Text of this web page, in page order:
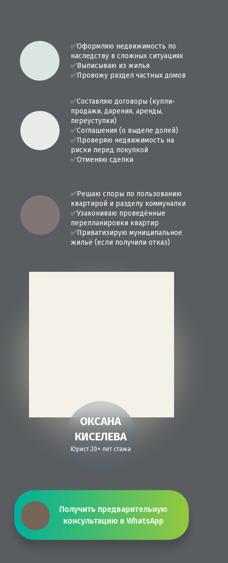
Юрист 20+ лет стажа
ОКСАНА
КИСЕЛЕВА
Получить предварительную
консультацию в WhatsApp
✅Оформляю недвижимость по
наследству в сложных ситуациях
✅Выписываю из жилья
✅Провожу раздел частных домов
✅Составляю договоры (купли-
продажи, дарения, аренды,
переуступки)
✅Соглашения (о выделе долей)
✅Проверяю недвижимость на
риски перед покупкой
✅Отменяю сделки
✅Решаю споры по пользованию
квартирой и разделу коммуналки
✅Узакониваю проведённые
перепланировки квартир
✅Приватизирую муниципальное
жильё (если получили отказ)